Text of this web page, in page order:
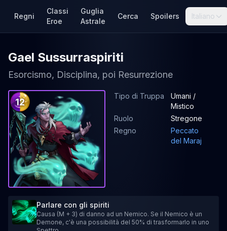
Regni
Classi
Eroe
Guglia
Astrale
Cerca Spoilers Italiano
Gael Sussurraspiriti
Esorcismo, Disciplina, poi Resurrezione
12
Tipo di Truppa
Umani /
Mistico
Ruolo
Stregone
Regno
Peccato
del Maraj
Parlare con gli spiriti
Causa (M + 3) di danno ad un Nemico. Se il Nemico è un
Demone, c'è una possibilità del 50% di trasformarlo in uno